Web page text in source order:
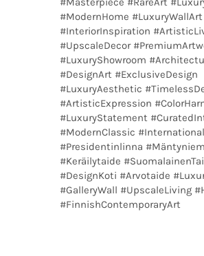
#ModernHome
#InteriorInspiration
#UpscaleDecor
#LuxuryShowroom
#DesignArt #ExclusiveDesign
#LuxuryAesthetic
#ArtisticExpression
#LuxuryStatement
#ModernClassic
#Presidentinlinna
#Keräilytaide
#DesignKoti #Arvotaide
#GalleryWall #UpscaleLiving
#FinnishContemporaryArt